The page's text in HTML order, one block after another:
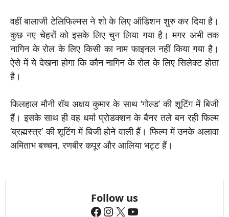
वहीं बालाजी टेलिफिल्मस ने शो के लिए ऑडिशन शुरु कर दिया है।
कुछ नए चेहरों को इसके लिए चुन लिया गया है। मगर अभी तक
नागिन के रोल के लिए किसी का नाम फाइनल नहीं किया गया है।
ऐसे में ये देखना होगा कि कौन नागिन के रोल के लिए सिलेक्ट होता
है।
फिलहाल मौनी रॉय अक्षय कुमार के साथ ‘गोल्ड’ की शूटिंग में बिजी
हैं। इसके साथ ही वह धर्मा प्रोडक्शन के बैनर तले बन रही फिल्म
‘ब्रह्मस्त्र’ की शूटिंग में बिजी होने वाली हैं। फिल्म में उनके अलावा
अमिताभ बच्चन, रणबीर कपूर और आलिया भट्ट हैं।
Follow us
Facebook
Instagram
X YouTube